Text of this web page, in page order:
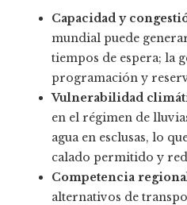
Capacidad y
mundial puede
tiempos de espera; la
programación y
Vulnerabilidad
en el régimen de
agua en esclusas, lo
calado permitido y
Competencia
alternativos de